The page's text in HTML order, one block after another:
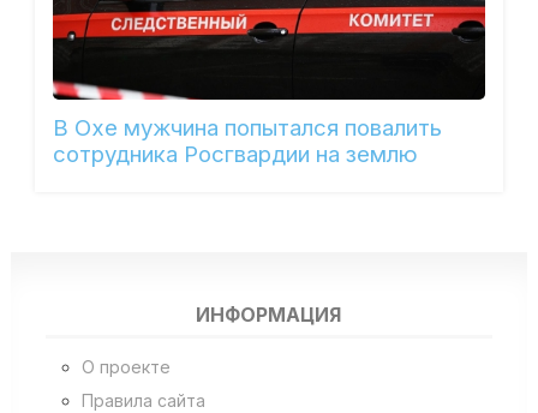
В Охе мужчина попытался повалить
сотрудника Росгвардии на землю
ИНФОРМАЦИЯ
О проекте
Правила сайта